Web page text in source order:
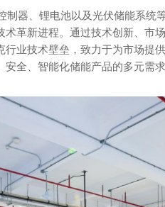
器、锂电池以及光伏储能系统
革新进程。通过技术创新、市
业技术壁垒，致力于为市场提
全、智能化储能产品的多元需求